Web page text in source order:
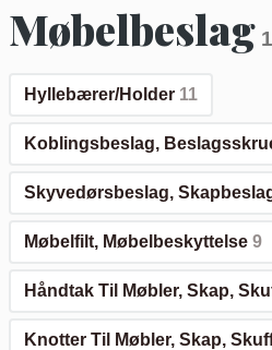
Møbelbeslag
Hyllebærer/Holder 11
Koblingsbeslag,
Skyvedørsbeslag,
Møbelfilt, Møbelbeskyttelse 9
Håndtak Til Møbler, Skap,
Knotter Til Møbler, Skap,